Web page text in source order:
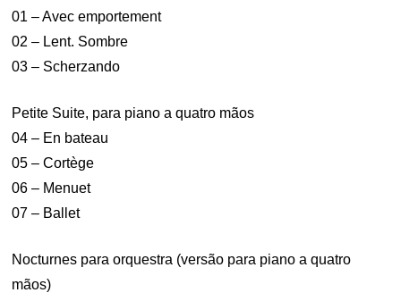
01 – Avec emportement
02 – Lent. Sombre
03 – Scherzando
Petite Suite, para piano a quatro mãos
04 – En bateau
05 – Cortège
06 – Menuet
07 – Ballet
Nocturnes para orquestra (versão para piano a quatro
mãos)